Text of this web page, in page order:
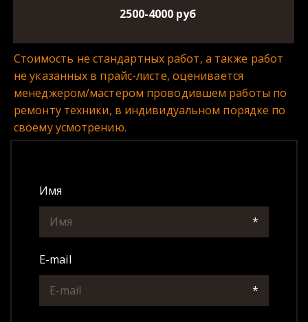
2500-4000 руб
Стоимость не стандартных работ, а также работ
не указанных в прайс-листе, оценивается
менеджером/мастером проводившем работы по
ремонту техники, в индивидуальном порядке по
своему усмотрению.
Имя
*
E-mail
*